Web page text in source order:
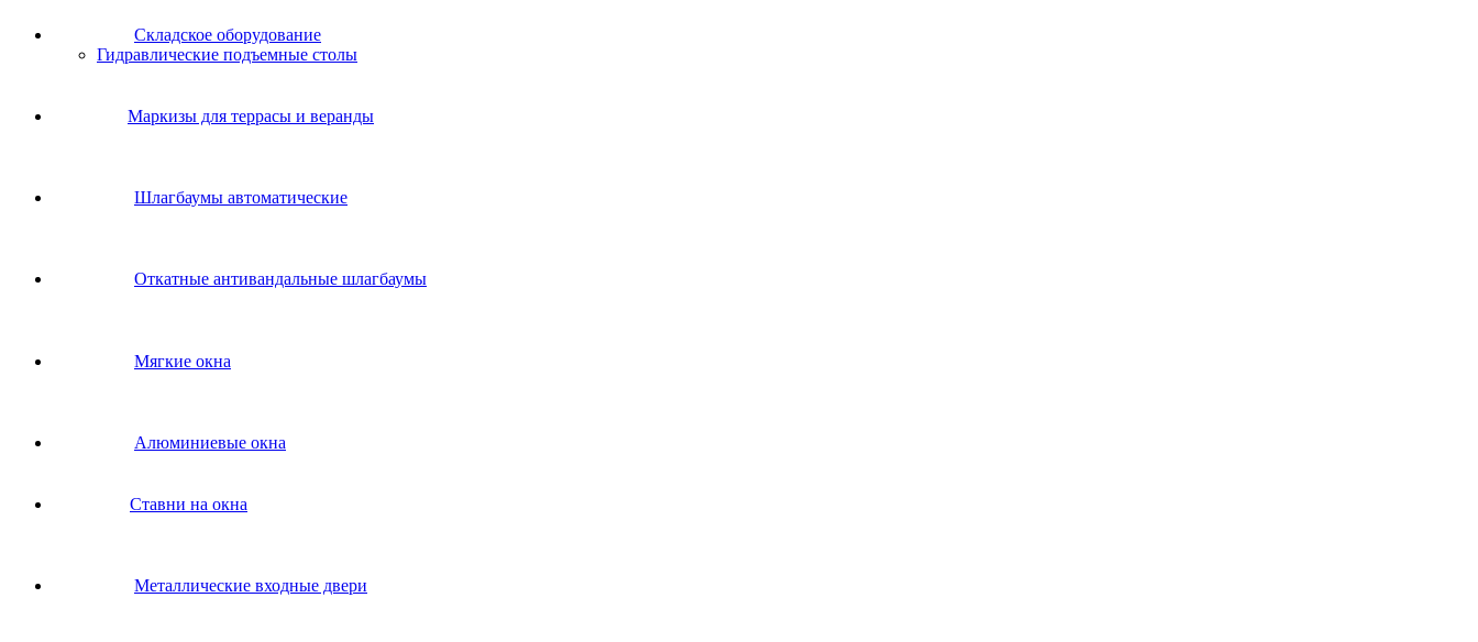
Складское оборудование
Гидравлические подъемные столы
Маркизы для террасы и веранды
Шлагбаумы автоматические
Откатные антивандальные шлагбаумы
Мягкие окна
Алюминиевые окна
Ставни на окна
Металлические входные двери